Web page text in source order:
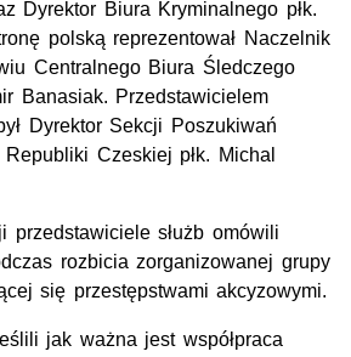
Dyrektor Biura Kryminalnego płk.
polską reprezentował Naczelnik
Centralnego Biura Śledczego
Banasiak. Przedstawicielem
Dyrektor Sekcji Poszukiwań
Czeskiej płk. Michal
przedstawiciele służb omówili
rozbicia zorganizowanej grupy
się przestępstwami akcyzowymi.
jak ważna jest współpraca